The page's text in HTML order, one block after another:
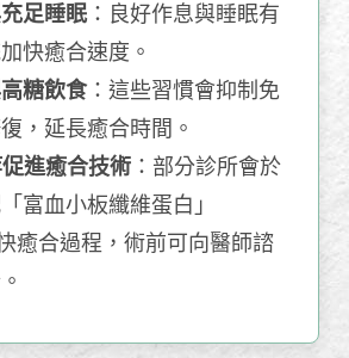
足睡眠 ：良好作息與睡眠有
快癒合速度。
糖飲食 ：這些習慣會抑制免
，延長癒合時間。
進癒合技術 ：部分診所會於
富血小板纖維蛋白」
癒合過程，術前可向醫師諮